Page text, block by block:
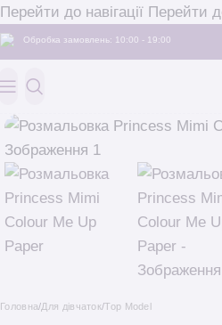
Перейти до навігації Перейти
Обробка замовлень: 10:00 - 19:00
Головна/Для дівчаток/Top Model